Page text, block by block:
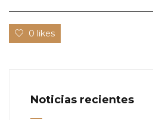
0 likes
Noticias recientes